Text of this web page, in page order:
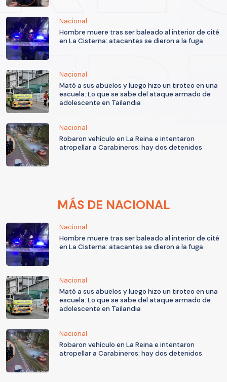
Nacional
Hombre muere tras ser baleado al interior de cité
en La Cisterna: atacantes se dieron a la fuga
Nacional
Mató a sus abuelos y luego hizo un tiroteo en una
escuela: Lo que se sabe del ataque armado de
adolescente en Tailandia
Nacional
Robaron vehículo en La Reina e intentaron
atropellar a Carabineros: hay dos detenidos
MÁS DE NACIONAL
Nacional
Hombre muere tras ser baleado al interior de cité
en La Cisterna: atacantes se dieron a la fuga
Nacional
Mató a sus abuelos y luego hizo un tiroteo en una
escuela: Lo que se sabe del ataque armado de
adolescente en Tailandia
Nacional
Robaron vehículo en La Reina e intentaron
atropellar a Carabineros: hay dos detenidos